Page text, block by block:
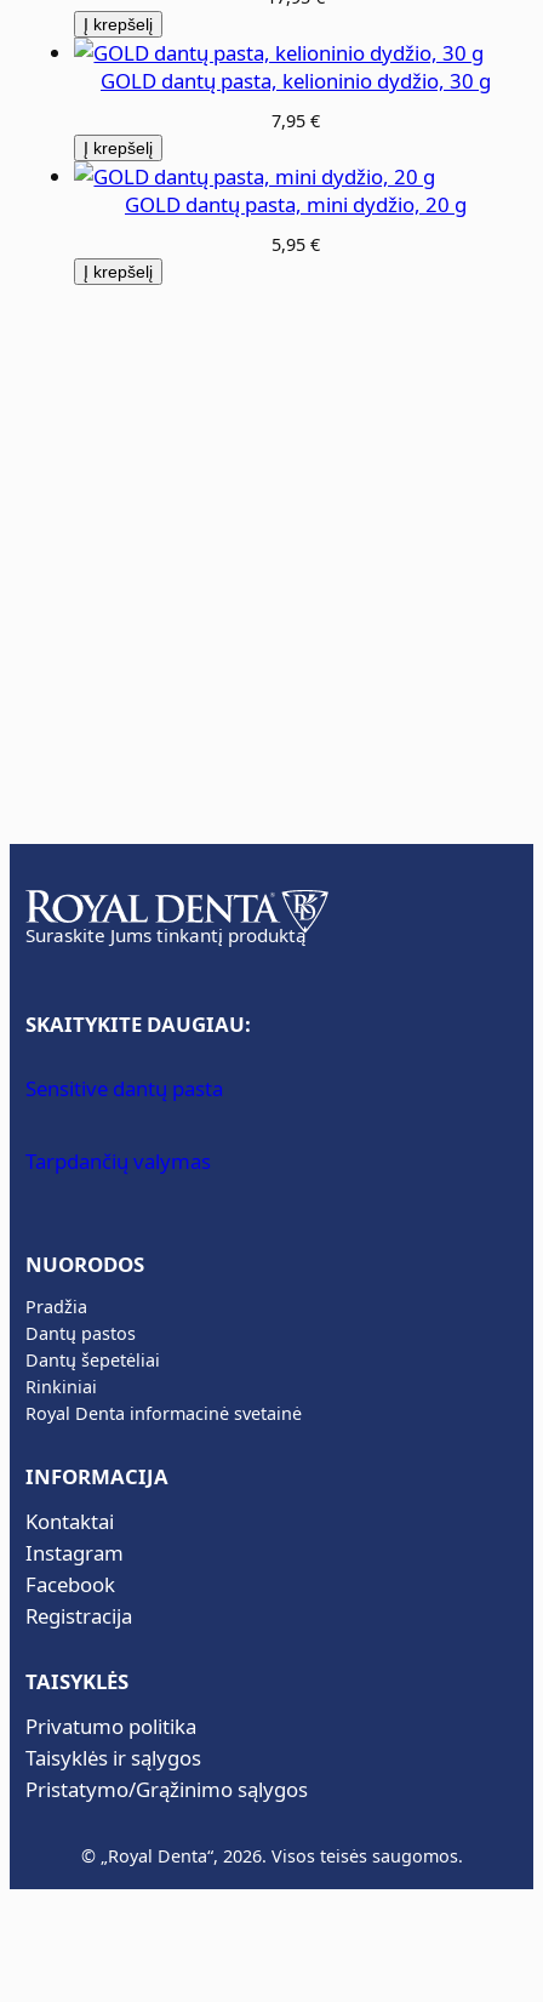
Į krepšelį
GOLD dantų pasta, kelioninio dydžio, 30 g
7,95 €
Į krepšelį
GOLD dantų pasta, mini dydžio, 20 g
5,95 €
Į krepšelį
Suraskite Jums tinkantį produktą
SKAITYKITE DAUGIAU:
Sensitive dantų pasta
Tarpdančių valymas
NUORODOS
Pradžia
Dantų pastos
Dantų šepetėliai
Rinkiniai
Royal Denta informacinė svetainė
INFORMACIJA
Kontaktai
Instagram
Facebook
Registracija
TAISYKLĖS
Privatumo politika
Taisyklės ir sąlygos
Pristatymo/Grąžinimo sąlygos
© „Royal Denta“, 2026. Visos teisės saugomos.